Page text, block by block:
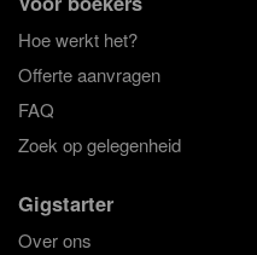
Hoe werkt het?
Offerte aanvragen
FAQ
Zoek op gelegenheid
Gigstarter
Over ons